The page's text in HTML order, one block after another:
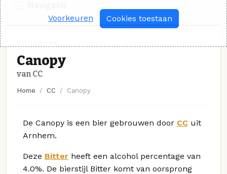
Canopy
van CC
Home CC Canopy
De Canopy is een bier gebrouwen door CC uit
Arnhem.
Deze Bitter heeft een alcohol percentage van
4.0%. De bierstijl Bitter komt van oorsprong
Voorkeuren Cookies toestaan